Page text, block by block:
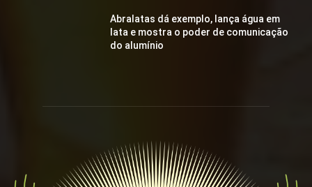
Abralatas dá exemplo, lança água em
lata e mostra o poder de comunicação
do alumínio